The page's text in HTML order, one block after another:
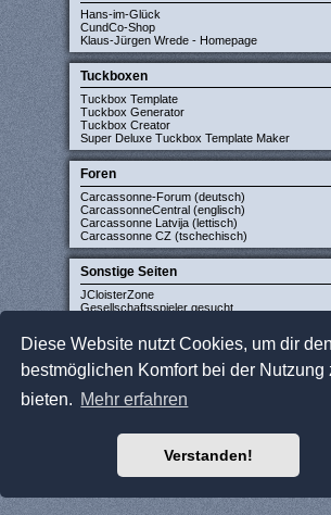
Diese Website nutzt Cookies, um dir den
bestmöglichen Komfort bei der Nutzung
bieten. Mehr erfahren
Verstanden!
Hans-im-Glück
CundCo-Shop
Klaus-Jürgen Wrede - Homepage
Tuckboxen
Tuckbox Template
Tuckbox Generator
Tuckbox Creator
Super Deluxe Tuckbox Template Maker
Foren
Carcassonne-Forum (deutsch)
CarcassonneCentral (englisch)
Carcassonne Latvija (lettisch)
Carcassonne CZ (tschechisch)
Sonstige Seiten
JCloisterZone
Gesellschaftsspieler gesucht